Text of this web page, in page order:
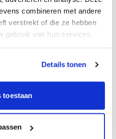
combineren met andere
verstrekt of die ze hebben
gebruik van hun services.
Details tonen
toestaan
kwijt raakt.
burn-
stressmodellen. Het is
uitslag kan je wel helpen om
wilt zetten.
out test doen?